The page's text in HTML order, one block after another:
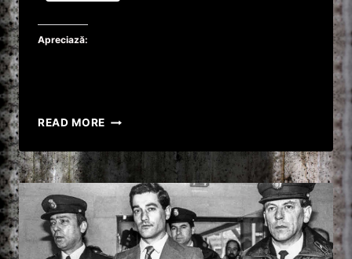
Apreciază:
READ MORE COLIN
CRIMINALUL
CARE
OMORA
HOMOSEXUALI!